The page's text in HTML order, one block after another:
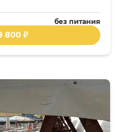
без питания
800 ₽